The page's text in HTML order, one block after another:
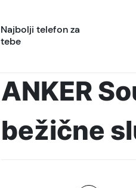
Najbolji telefon za
tebe
ANKER
bežične